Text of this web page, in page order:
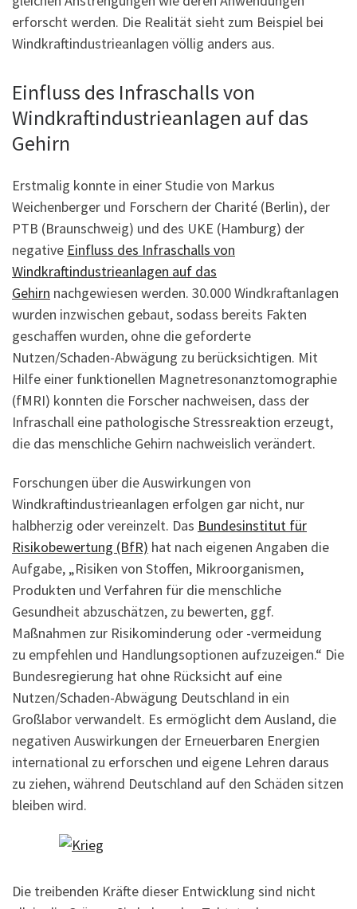
erforscht werden. Die Realität sieht zum Beispiel bei
Windkraftindustrieanlagen völlig anders aus.
Einfluss des Infraschalls von
Windkraftindustrieanlagen auf das
Gehirn
Erstmalig konnte in einer Studie von Markus
Weichenberger und Forschern der Charité (Berlin), der
PTB (Braunschweig) und des UKE (Hamburg) der
negative Einfluss des Infraschalls von
Windkraftindustrieanlagen auf das
Gehirn nachgewiesen werden. 30.000 Windkraftanlagen
wurden inzwischen gebaut, sodass bereits Fakten
geschaffen wurden, ohne die geforderte
Nutzen/Schaden-Abwägung zu berücksichtigen. Mit
Hilfe einer funktionellen Magnetresonanztomographie
(fMRI) konnten die Forscher nachweisen, dass der
Infraschall eine pathologische Stressreaktion erzeugt,
die das menschliche Gehirn nachweislich verändert.
Forschungen über die Auswirkungen von
Windkraftindustrieanlagen erfolgen gar nicht, nur
halbherzig oder vereinzelt. Das Bundesinstitut für
Risikobewertung (BfR) hat nach eigenen Angaben die
Aufgabe, „Risiken von Stoffen, Mikroorganismen,
Produkten und Verfahren für die menschliche
Gesundheit abzuschätzen, zu bewerten, ggf.
Maßnahmen zur Risikominderung oder -vermeidung
zu empfehlen und Handlungsoptionen aufzuzeigen.“ Die
Bundesregierung hat ohne Rücksicht auf eine
Nutzen/Schaden-Abwägung Deutschland in ein
Großlabor verwandelt. Es ermöglicht dem Ausland, die
negativen Auswirkungen der Erneuerbaren Energien
international zu erforschen und eigene Lehren daraus
zu ziehen, während Deutschland auf den Schäden sitzen
bleiben wird.
Die treibenden Kräfte dieser Entwicklung sind nicht